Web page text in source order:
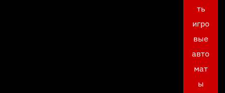
ть
игро
вые
авто
мат
ы